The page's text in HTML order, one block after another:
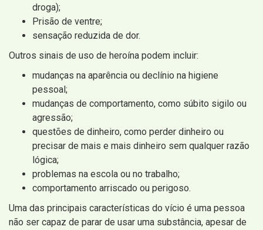
droga);
Prisão de ventre;
sensação reduzida de dor.
Outros sinais de uso de heroína podem incluir:
mudanças na aparência ou declínio na higiene
pessoal;
mudanças de comportamento, como súbito sigilo ou
agressão;
questões de dinheiro, como perder dinheiro ou
precisar de mais e mais dinheiro sem qualquer razão
lógica;
problemas na escola ou no trabalho;
comportamento arriscado ou perigoso.
Uma das principais características do vício é uma pessoa
não ser capaz de parar de usar uma substância, apesar de